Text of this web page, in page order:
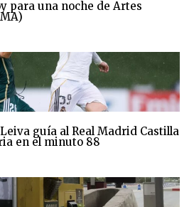
para una noche de Artes
guía al Real Madrid Castilla
en el minuto 88